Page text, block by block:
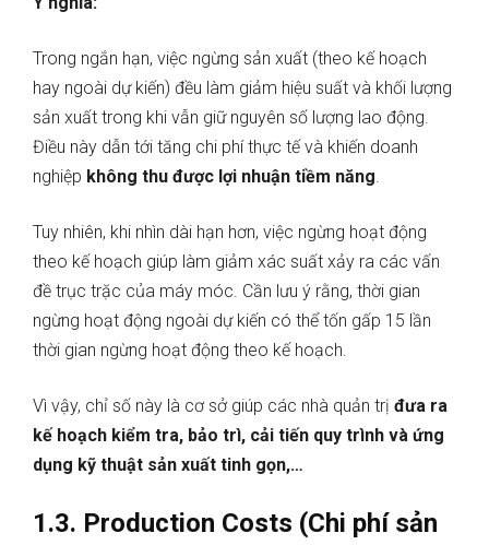
Trong ngắn hạn, việc ngừng sản xuất (theo kế hoạch
hay ngoài dự kiến) đều làm giảm hiệu suất và khối lượng
sản xuất trong khi vẫn giữ nguyên số lượng lao động.
Điều này dẫn tới tăng chi phí thực tế và khiến doanh
nghiệp không thu được lợi nhuận tiềm năng.
Tuy nhiên, khi nhìn dài hạn hơn, việc ngừng hoạt động
theo kế hoạch giúp làm giảm xác suất xảy ra các vấn
đề trục trặc của máy móc. Cần lưu ý rằng, thời gian
ngừng hoạt động ngoài dự kiến có thể tốn gấp 15 lần
thời gian ngừng hoạt động theo kế hoạch.
Vì vậy, chỉ số này là cơ sở giúp các nhà quản trị đưa ra
kế hoạch kiểm tra, bảo trì, cải tiến quy trình và ứng
dụng kỹ thuật sản xuất tinh gọn,…
1.3. Production Costs (Chi phí sản